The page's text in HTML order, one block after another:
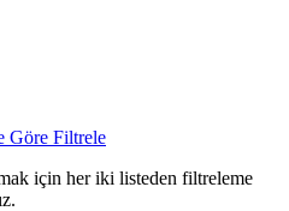
Göre Filtrele
için her iki listeden filtreleme